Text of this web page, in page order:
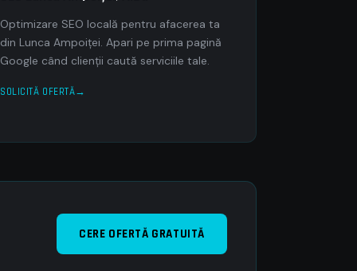
Optimizare SEO locală pentru afacerea ta
din Lunca Ampoiţei. Apari pe prima pagină
Google când clienții caută serviciile tale.
SOLICITĂ OFERTĂ
CERE OFERTĂ GRATUITĂ